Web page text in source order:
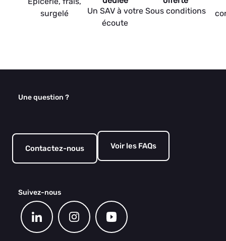
surgelé
Un SAV à votre
écoute
Sous conditions
Une question ?
Contactez-nous Voir les FAQs
Suivez-nous